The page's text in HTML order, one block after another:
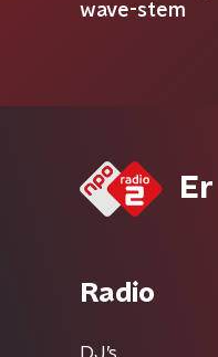
wave-stem
Radio